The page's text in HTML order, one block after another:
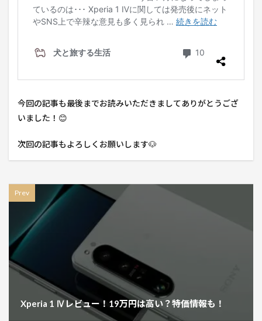
今回の記事も最後までお読みいただきましてありがとうござ
いました！😊
次回の記事もよろしくお願いします🐶
Prev
Xperia 1 Ⅳレビュー！19万円は高い？特価情報も！